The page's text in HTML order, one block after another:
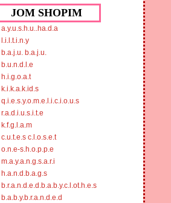
JOM SHOPIM
a.y.u.s.h.u..ha.d.a
l.i.l.t.i.n.y
b.a.j.u. b.a.j.u.
b.u.n.d.l.e
h.i.g.o.a.t
k.i.k.a.k.id.s
q.i.e.s.y.o.m.e.l.i.c.i.o.u.s
r.a.d.i.u.s.i.t.e
k.f.g.l.a.m
c.u.t.e.s c.l.o.s.e.t
o.n.e-s.h.o.p.p.e
m.a.y.a.n.g.s.a.r.i
h.a.n.d.b.a.g.s
b.r.a.n.d.e.d.b.a.b.y.c.l.ot.h.e.s
b.a.b.y.b.r.a.n.d.e.d